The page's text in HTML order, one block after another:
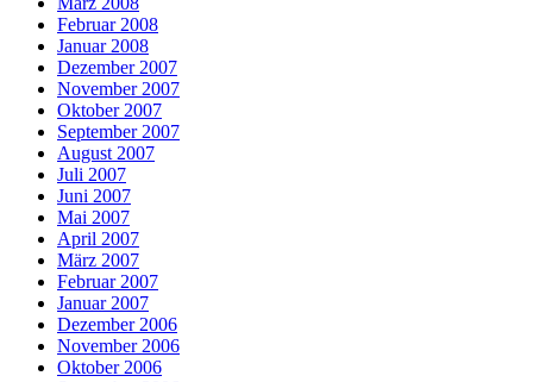
Februar 2008
Januar 2008
Dezember 2007
November 2007
Oktober 2007
September 2007
August 2007
Juli 2007
Juni 2007
Mai 2007
April 2007
März 2007
Februar 2007
Januar 2007
Dezember 2006
November 2006
Oktober 2006